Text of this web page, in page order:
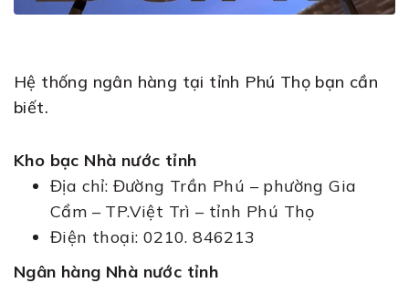
Hệ thống ngân hàng tại tỉnh Phú Thọ bạn cần
biết.
Kho bạc Nhà nước tỉnh
Địa chỉ: Đường Trần Phú – phường Gia
Cẩm – TP.Việt Trì – tỉnh Phú Thọ
Điện thoại: 0210. 846213
Ngân hàng Nhà nước tỉnh